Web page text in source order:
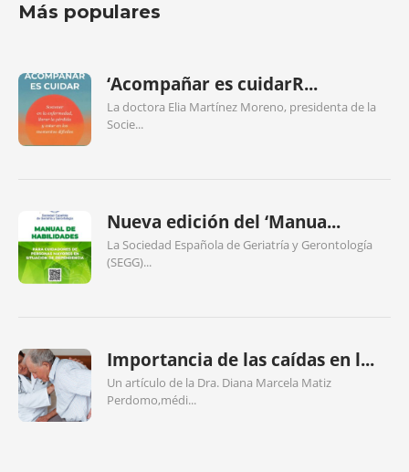
Más populares
‘Acompañar es cuidarR...
La doctora Elia Martínez Moreno, presidenta de la
Socie...
Nueva edición del ‘Manua...
La Sociedad Española de Geriatría y Gerontología
(SEGG)...
Importancia de las caídas en l...
Un artículo de la Dra. Diana Marcela Matiz
Perdomo,médi...